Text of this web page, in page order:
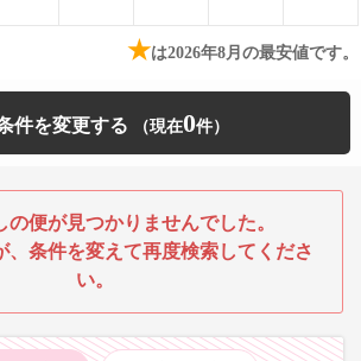
★は2026年8月の最安値です。
件を変更する 0
の便が見つかりませんでした。
、条件を変えて再度検索してくださ
い。